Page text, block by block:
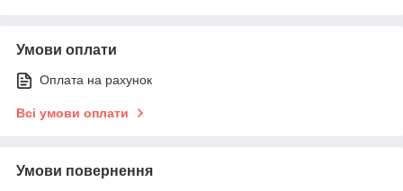
Умови оплати
Оплата на рахунок
Всі умови оплати
Умови повернення